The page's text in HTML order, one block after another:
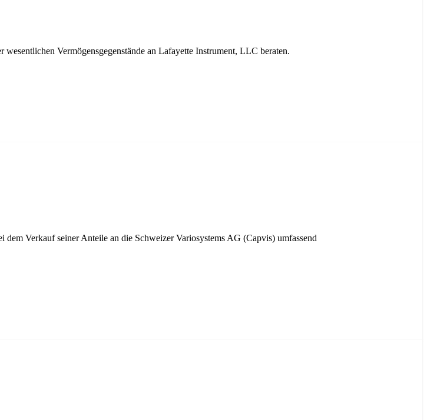
Vermögensgegenstände an Lafayette Instrument, LLC beraten.
Verkauf seiner Anteile an die Schweizer Variosystems AG (Capvis) umfassend